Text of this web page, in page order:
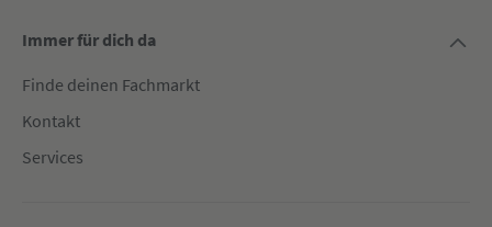
Immer für dich da
Finde deinen Fachmarkt
Kontakt
Services